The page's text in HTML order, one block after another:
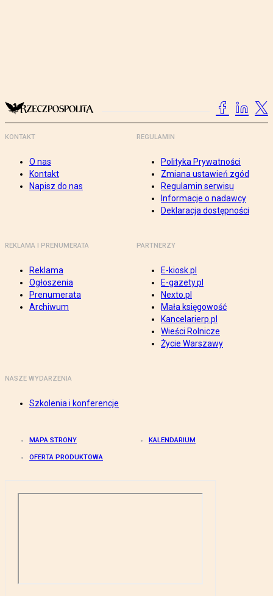
KONTAKT
O nas
Kontakt
Napisz do nas
REGULAMIN
Polityka Prywatności
Zmiana ustawień zgód
Regulamin serwisu
Informacje o nadawcy
Deklaracja dostępności
REKLAMA I PRENUMERATA
Reklama
Ogłoszenia
Prenumerata
Archiwum
PARTNERZY
E-kiosk.pl
E-gazety.pl
Nexto.pl
Mała księgowość
Kancelarierp.pl
Wieści Rolnicze
Życie Warszawy
NASZE WYDARZENIA
Szkolenia i konferencje
MAPA STRONY KALENDARIUM
OFERTA PRODUKTOWA